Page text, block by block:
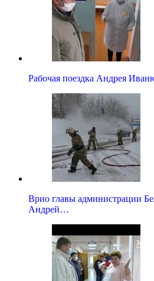
Рабочая поездка Андрея
Врио главы администрации
Андрей…